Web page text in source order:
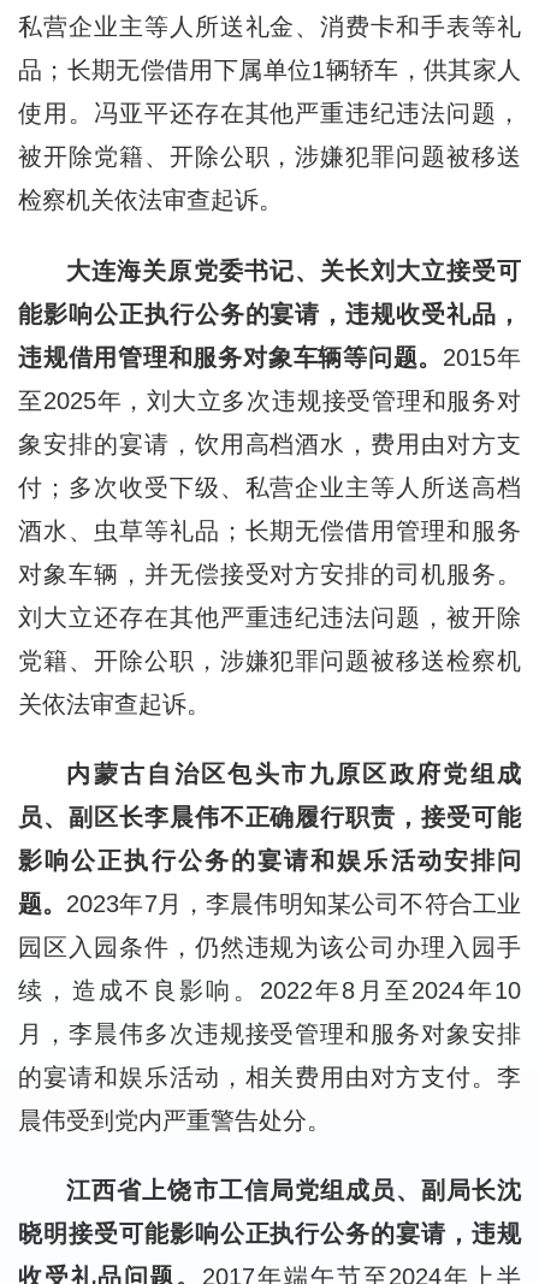
私营企业主等人所送礼金、消费卡和手表等礼
品；长期无偿借用下属单位1辆轿车，供其家人
使用。冯亚平还存在其他严重违纪违法问题，
被开除党籍、开除公职，涉嫌犯罪问题被移送
检察机关依法审查起诉。
大连海关原党委书记、关长刘大立接受可
能影响公正执行公务的宴请，违规收受礼品，
违规借用管理和服务对象车辆等问题。 2015年
至2025年，刘大立多次违规接受管理和服务对
象安排的宴请，饮用高档酒水，费用由对方支
付；多次收受下级、私营企业主等人所送高档
酒水、虫草等礼品；长期无偿借用管理和服务
对象车辆，并无偿接受对方安排的司机服务。
刘大立还存在其他严重违纪违法问题，被开除
党籍、开除公职，涉嫌犯罪问题被移送检察机
关依法审查起诉。
内蒙古自治区包头市九原区政府党组成
员、副区长李晨伟不正确履行职责，接受可能
影响公正执行公务的宴请和娱乐活动安排问
题。 2023年7月，李晨伟明知某公司不符合工业
园区入园条件，仍然违规为该公司办理入园手
续，造成不良影响。2022年8月至2024年10
月，李晨伟多次违规接受管理和服务对象安排
的宴请和娱乐活动，相关费用由对方支付。李
晨伟受到党内严重警告处分。
江西省上饶市工信局党组成员、副局长沈
晓明接受可能影响公正执行公务的宴请，违规
收受礼品问题。 2017年端午节至2024年上半